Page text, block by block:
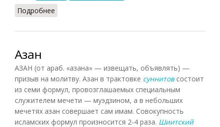
Подробнее
Азан
АЗАН (от араб. «азана» — извещать, объявлять) —
призыв на молитву. Азан в трактовке суннитовсостоит
из семи формул, провозглашаемых специальным
служителем мечети — муэдзином, а в небольших
мечетях азан совершает сам имам. Совокупность
исламских формул произносится 2-4 раза. Шиитский